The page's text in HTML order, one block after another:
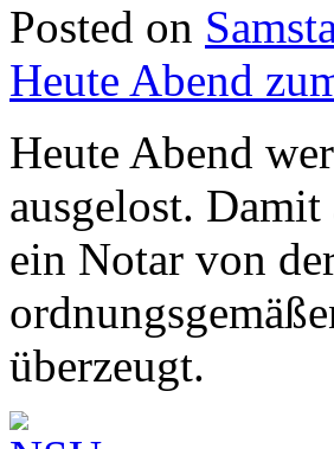
Posted on
Heute Abend
Heute Abend
ausgelost.
ein Notar von
überzeugt.